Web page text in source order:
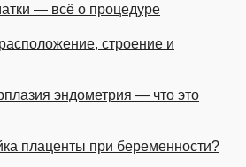
— всё о процедуре
строение и
эндометрия — что это
плаценты при беременности?